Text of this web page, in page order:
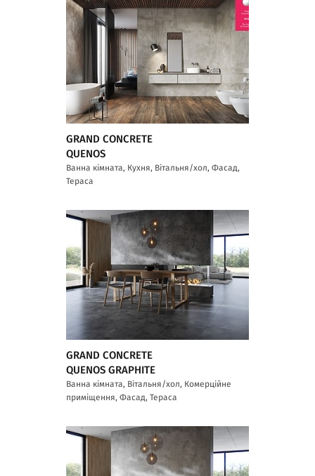
GRAND CONCRETE
QUENOS
Ванна кімната, Кухня, Вітальня/хол, Фасад,
Тераса
GRAND CONCRETE
QUENOS GRAPHITE
Ванна кімната, Вітальня/хол, Комерційне
приміщення, Фасад, Тераса